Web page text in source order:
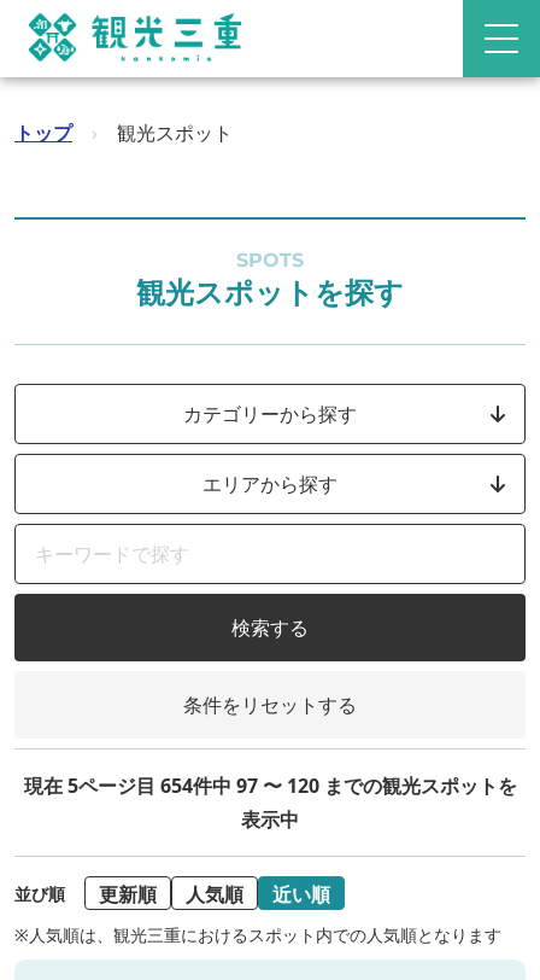
トップ › 観光スポット
SPOTS
観光スポットを探す
カテゴリーから探す
エリアから探す
検索する
条件をリセットする
現在 5ページ目 654件中 97 〜 120 までの観光スポットを
表示中
並び順 更新順 人気順 近い順
※人気順は、観光三重におけるスポット内での人気順となります